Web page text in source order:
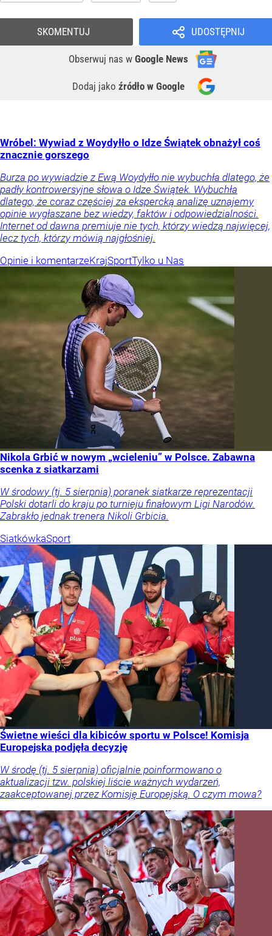
UDOSTĘPNIJ
Obserwuj nas w Google News
Dodaj jako źródło w Google
SKOMENTUJ
Wróbel: Wywiad z Woydyłło o Idze Świątek obnażył coś
znacznie gorszego
Burza po wywiadzie z Ewą Woydyłło nie wybuchła dlatego, że
padły kontrowersyjne słowa o Idze Świątek. Wybuchła
dlatego, że coraz częściej za ekspercką analizę uznajemy
opinie wygłaszane bez wiedzy, faktów i odpowiedzialności.
Internet od dawna premiuje nie tych, którzy wiedzą najwięcej,
lecz tych, którzy mówią najgłośniej.
Opinie i komentarzeKrajSportTylko u Nas
Nikola Grbić w nowym „wcieleniu” w Polsce. Zabawna
scenka z siatkarzami
W środowy (tj. 5 sierpnia) poranek siatkarze reprezentacji
Polski dotarli do kraju po turnieju finałowym Ligi Narodów.
Zabrakło jednak trenera Nikoli Grbicia.
SiatkówkaSport
Świetne wieści dla kibiców sportu w Polsce! Komisja
Europejska podjęła decyzję
W środę (tj. 5 sierpnia) oficjalnie poinformowano o
aktualizacji tzw. polskiej liście ważnych wydarzeń,
zaakceptowanej przez Komisję Europejską. O czym mowa?